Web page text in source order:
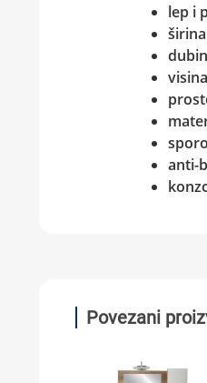
lep i
anti-
Povezani